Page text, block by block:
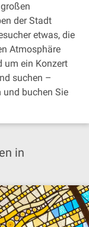
der Stadt
etwas, die
Atmosphäre
um ein Konzert
suchen –
und buchen Sie
in